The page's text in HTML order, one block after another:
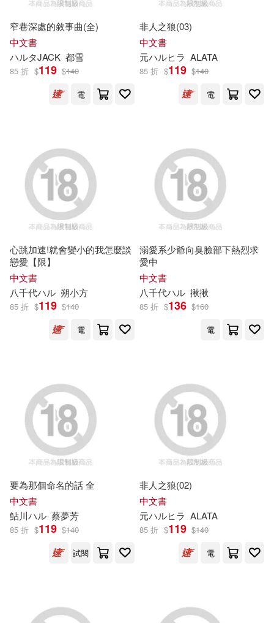
野々宮あめ(6) 陸奥こはる(6)
黒澤奨平(6) AIKA(5)
TMA(5)
いとうのいぢ(5) はまぐり(5)
アリスJAPAN電子書籍写真集(5)
サクマ伺貴(5)
和泉リオン(5)
天然美月(5) 太田千晶(5)
宮田トヲル(5) 尾崎えりか(5)
川菜美鈴(5) 押切 蓮介(5)
木嶋のりこ(5) 桜井千春(5)
新書館(5) 紳士出版(5)
GOT(4) MOODYZ(4)
亥辰舍(4) 平安文化(4)
感電出版(4)
楓葉社文化(4) 瑞昇(4)
雅書堂(4) ANICRAFT(3)
CielazurLivres(3)
TOブックス コロナ・コミックス
Virgin(3) くもん出版(3)
コアミックス(3)
サーガフォレスト(3)
ジーオーティー(3)
窄巷深處的敘事曲(全)
中文書
ハルタJACK 都雪
85 折 $119 $140
電
非人之狼(03)
中文書
元ハルヒラ ALATA
85 折 $119 $140
電
心跳加速!就會變小的我怎麼談
戀愛【限】
中文書
八千代ハル 朔小方
85 折 $119 $140
電
溺愛系少爺向臭臉部下熱烈求
愛中
中文書
八千代ハル 揪揪
85 折 $136 $160
電
要為那個命名的話 全
中文書
鮎川ハル 蔡夢芳
85 折 $119 $140
試閱
非人之狼(02)
中文書
元ハルヒラ ALATA
85 折 $119 $140
電